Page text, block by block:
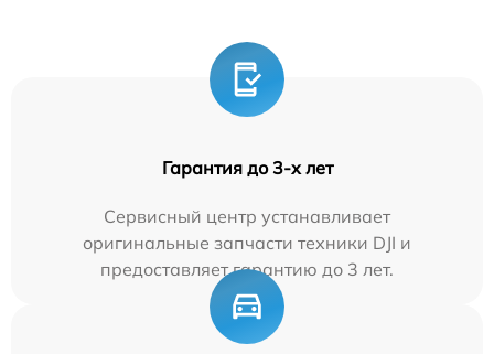
Гарантия до 3-х лет
Сервисный центр устанавливает
оригинальные запчасти техники DJI и
предоставляет гарантию до 3 лет.